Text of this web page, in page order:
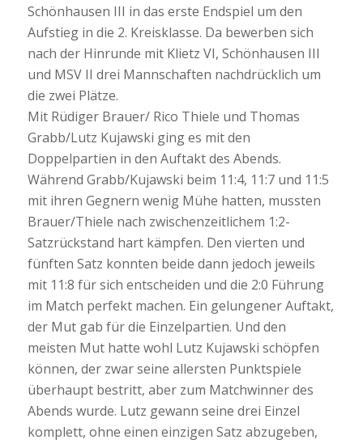
Schönhausen III in das erste Endspiel um den
Aufstieg in die 2. Kreisklasse. Da bewerben sich
nach der Hinrunde mit Klietz VI, Schönhausen III
und MSV II drei Mannschaften nachdrücklich um
die zwei Plätze.
Mit Rüdiger Brauer/ Rico Thiele und Thomas
Grabb/Lutz Kujawski ging es mit den
Doppelpartien in den Auftakt des Abends.
Während Grabb/Kujawski beim 11:4, 11:7 und 11:5
mit ihren Gegnern wenig Mühe hatten, mussten
Brauer/Thiele nach zwischenzeitlichem 1:2-
Satzrückstand hart kämpfen. Den vierten und
fünften Satz konnten beide dann jedoch jeweils
mit 11:8 für sich entscheiden und die 2:0 Führung
im Match perfekt machen. Ein gelungener Auftakt,
der Mut gab für die Einzelpartien. Und den
meisten Mut hatte wohl Lutz Kujawski schöpfen
können, der zwar seine allersten Punktspiele
überhaupt bestritt, aber zum Matchwinner des
Abends wurde. Lutz gewann seine drei Einzel
komplett, ohne einen einzigen Satz abzugeben,